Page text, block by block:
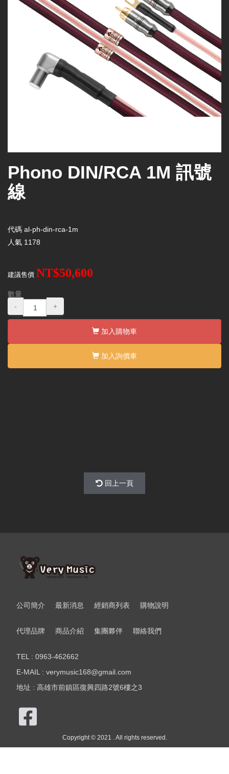
Phono DIN/RCA 1M 訊號
線
代碼 al-ph-din-rca-1m
人氣 1178
建議售價 NT$50,600
數量
-
+
加入購物車
加入詢價車
回上一頁
公司簡介 最新消息 經銷商列表 購物說明
代理品牌 商品介紹 集團夥伴 聯絡我們
TEL : 0963-462662
E-MAIL : verymusic168@gmail.com
地址 : 高雄市前鎮區復興四路2號6樓之3
Copyright © 2021 . All rights reserved.